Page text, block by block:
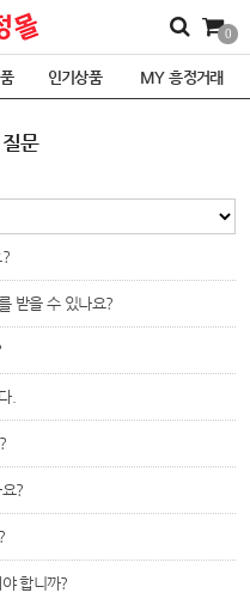
0
인기상품 MY 흥정거래
문
받을 수 있나요?
.
?
합니까?